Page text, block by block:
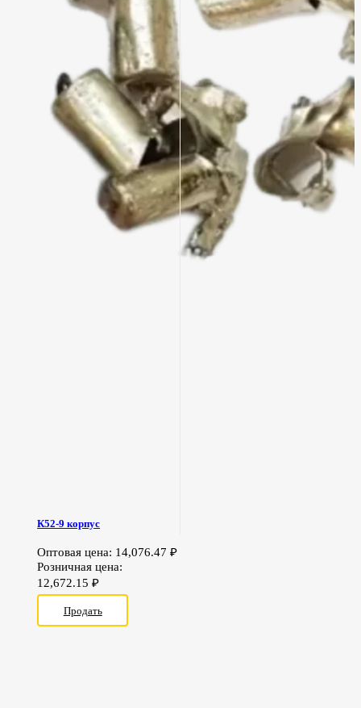
К52-9 корпус
Оптовая цена: 14,076.47₽
Розничная цена:
12,672.15₽
Продать